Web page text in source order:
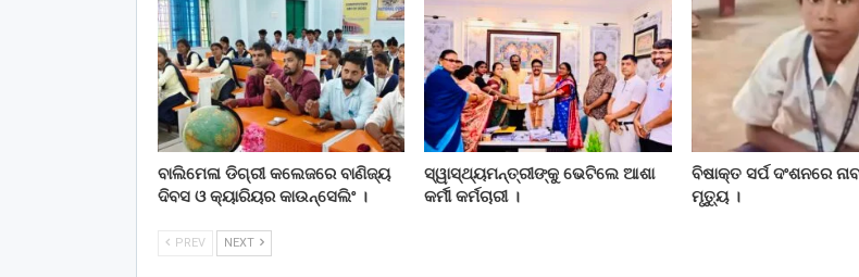
ବାଲିମେଳା ଡିଗ୍ରୀ କଲେଜରେ ବାଣିଜ୍ୟ
ଦିବସ ଓ କ୍ୟାରିୟର କାଉନ୍ସେଲିଂ ।
ସ୍ୱାସ୍ଥ୍ୟମନ୍ତ୍ରୀଙ୍କୁ ଭେଟିଲେ ଆଶା
କର୍ମୀ କର୍ମଚାରୀ ।
ବିଷାକ୍ତ ସର୍ପ ଦଂଶନରେ
ମୃତ୍ୟୁ ।
PREV NEXT